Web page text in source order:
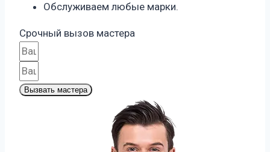
Обслуживаем любые марки.
Срочный вызов мастера
Вызвать мастера